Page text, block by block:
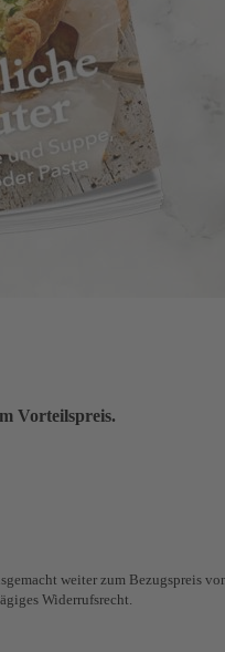
Vorteilspreis.
weiter zum Bezugspreis
Widerrufsrecht.